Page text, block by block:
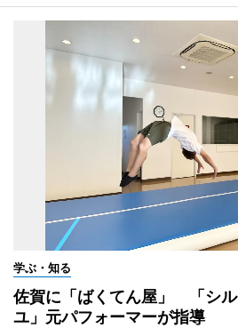
学ぶ・知る
佐賀に「ばくてん屋」 「シル
ユ」元パフォーマーが指導